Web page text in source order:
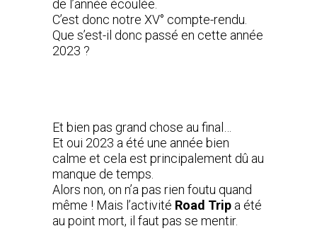
de l’année écoulée.
C’est donc notre XV° compte-rendu.
Que s’est-il donc passé en cette année
2023 ?
Et bien pas grand chose au final…
Et oui 2023 a été une année bien
calme et cela est principalement dû au
manque de temps.
Alors non, on n’a pas rien foutu quand
même ! Mais l’activité Road Trip a été
au point mort, il faut pas se mentir.